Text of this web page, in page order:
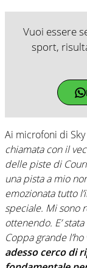
Vuoi essere
sport,
Ai microfoni di Sky
chiamata con il
delle piste di
una pista a mio
emozionata tutto
speciale. Mi sono
ottenendo. E’
Coppa grande
adesso cerco di